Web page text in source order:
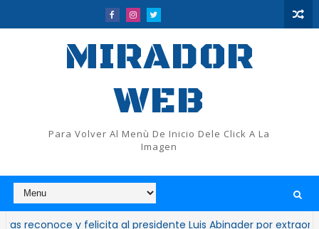
MIRADOR
WEB
Para Volver Al Menù De Inicio Dele Click A La
Imagen
y felicita al presidente Luis Abinader por extraordinario